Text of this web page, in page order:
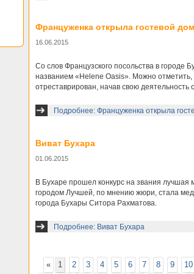
Француженка открыла гостевой
16.06.2015
Со слов Французского посольства в городе
названием «Helene Oasis». Можно
отреставрирован, начав свою деятельность
Подробнее: Француженка открыла
Виват Бухара
01.06.2015
В Бухаре прошел конкурс на звания
городом Лучшей, по мнению жюри, стала
города Бухары Ситора Рахматова.
Подробнее: Виват Бухара
« 1 2 3 4 5 6 7 8 9 10